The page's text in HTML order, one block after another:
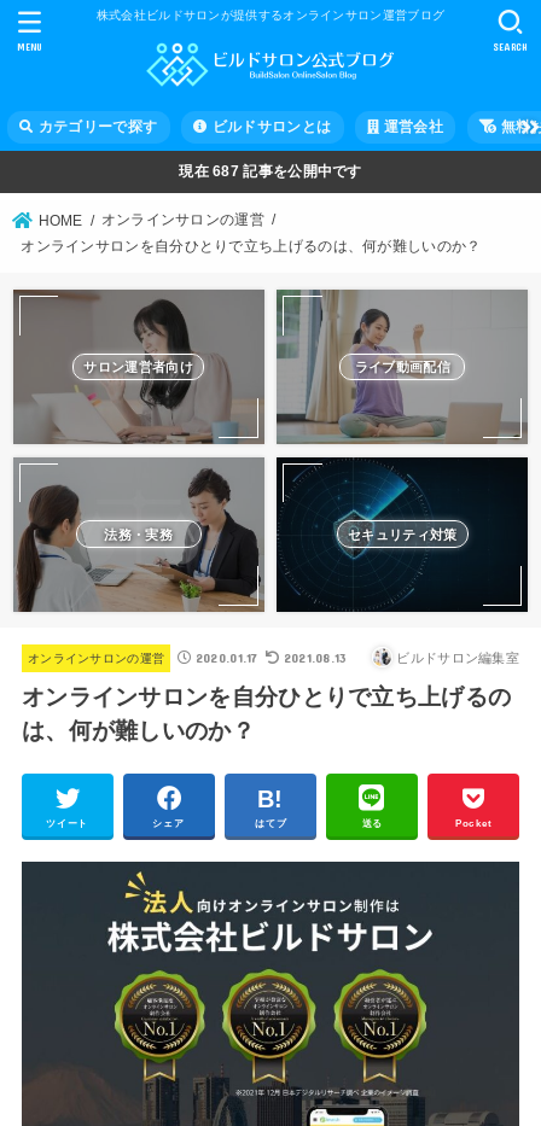
株式会社ビルドサロンが提供するオンラインサロン運営ブログ
カテゴリーで探す ビルドサロンとは 運営会社 無料
SEARCH
MENU
現在687 記事を公開中です
HOME
オンラインサロンの運営
オンラインサロンを自分ひとりで立ち上げるのは、何が難しいのか？
サロン運営者向け ライブ動画配信
法務・実務 セキュリティ対策
オンラインサロンの運営 2020.01.17 2021.08.13 ビルドサロン編集室
オンラインサロンを自分ひとりで立ち上げるの
は、何が難しいのか？
ツイート シェア はてブ 送る Pocket